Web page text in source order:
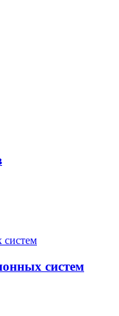
систем